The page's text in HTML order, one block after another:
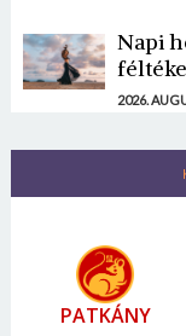
Napi
2026.
PATKÁNY